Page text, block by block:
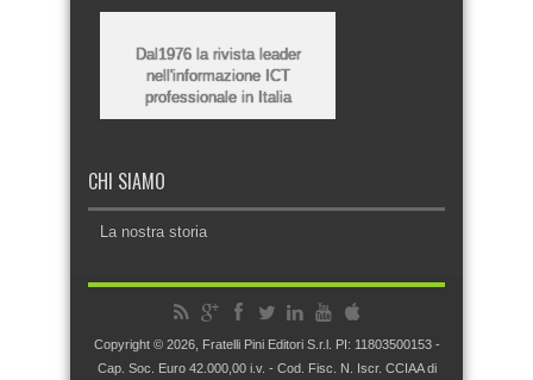
Dal1976 la rivista leader
nell'informazione ICT
professionale in Italia
CHI SIAMO
La nostra storia
Copyright © 2026, Fratelli Pini Editori S.r.l. PI: 11803500153 -
Cap. Soc. Euro 42.000,00 i.v. - Cod. Fisc. N. Iscr. CCIAA di